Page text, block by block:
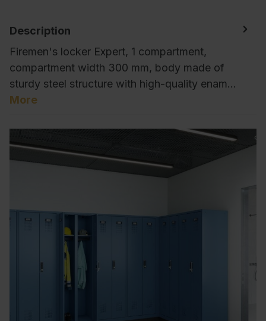
Description
Firemen's locker Expert, 1 compartment,
compartment width 300 mm, body made of
sturdy steel structure with high-quality enam…
More